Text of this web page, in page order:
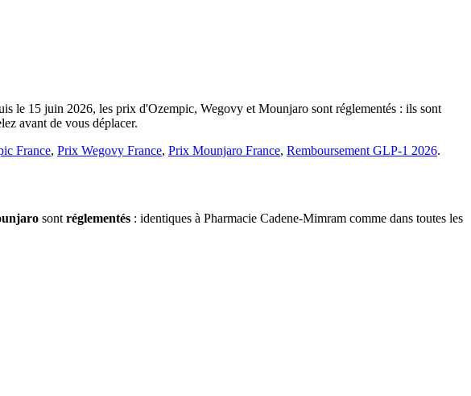
le 15 juin 2026, les prix d'Ozempic, Wegovy et Mounjaro sont réglementés : ils sont
avant de vous déplacer.
France, Prix Wegovy France, Prix Mounjaro France, Remboursement GLP-1 2026.
sontréglementés : identiques à Pharmacie Cadene-Mimram comme dans toutes les